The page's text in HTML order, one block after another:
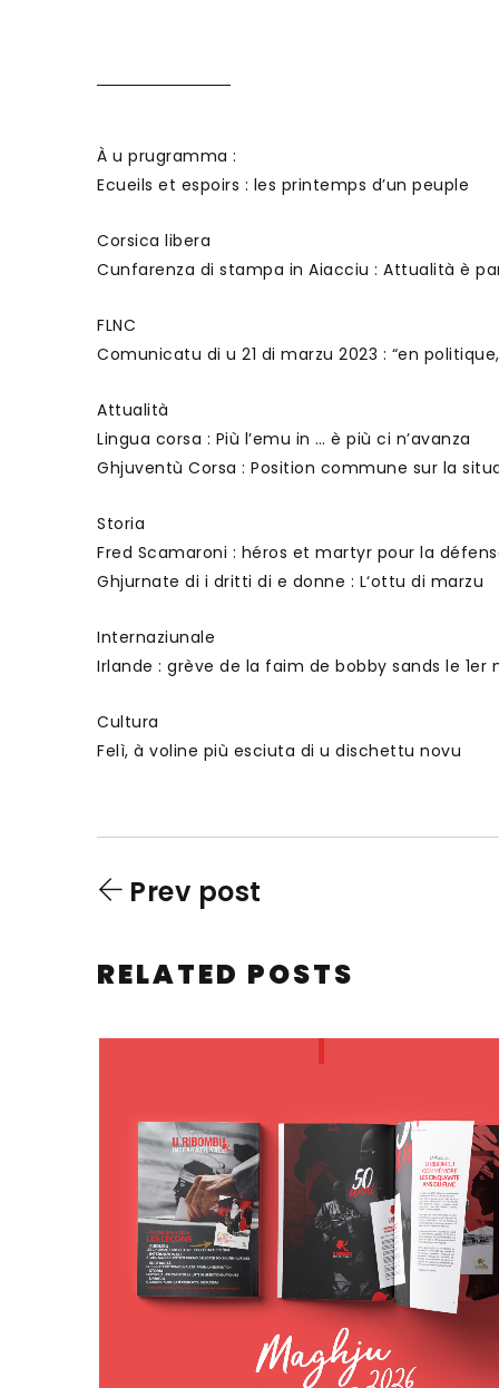
À u prugramma :
Ecueils et espoirs : les printemps d’un peuple
Corsica libera
Cunfarenza di stampa in Aiacciu : Attualità è
FLNC
Comunicatu di u 21 di marzu 2023 : “en
Attualità
Lingua corsa : Più l’emu in … è più ci n’avanza
Ghjuventù Corsa : Position commune sur la
Storia
Fred Scamaroni : héros et martyr pour la
Ghjurnate di i dritti di e donne : L‘ottu di marzu
Internaziunale
Irlande : grève de la faim de bobby sands le 1er
Cultura
Felì, à voline più esciuta di u dischettu novu
Prev post
RELATED POSTS